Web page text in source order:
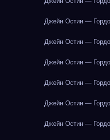
Джейн Остин —
Джейн Остин —
Джейн Остин —
Джейн Остин —
Джейн Остин —
Джейн Остин —